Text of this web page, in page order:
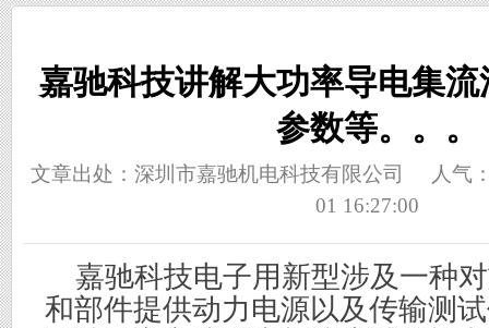
嘉驰科技讲解大功率导电集
参数等。。。
文章出处：深圳市嘉驰机电科技有限公司
人气
01 16:27:00
嘉驰科技电子用新型涉及一种
和部件提供动力电源以及传输测